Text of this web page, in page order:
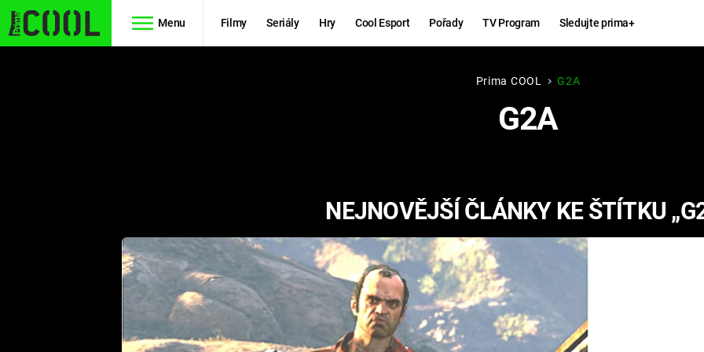
Menu Filmy Seriály Hry Cool Esport Pořady TV Program Sledujte prima+
FUTURAMA
ZBĚSILE 10
PREDÁTOR
KINGDOM
COME:
DELIVERANCE
ESPORT
Prima COOL G2A
G2A
NEJNOVĚJŠÍ ČLÁNKY KE ŠTÍTKU